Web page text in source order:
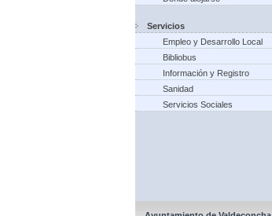
Servicios
Empleo y Desarrollo Local
Bibliobus
Información y Registro
Sanidad
Servicios Sociales